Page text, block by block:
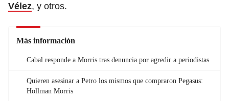
Vélez, y otros.
Más información
Cabal responde a Morris tras denuncia por agredir a periodistas
Quieren asesinar a Petro los mismos que compraron Pegasus:
Hollman Morris